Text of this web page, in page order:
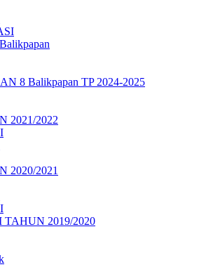
8 Balikpapan TP 2024-2025
2021/2022
2020/2021
2019/2020